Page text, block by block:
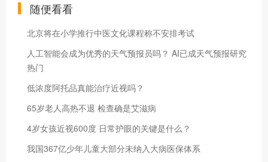
随便看看
北京将在小学推行中医文化课程称不安排考试
人工智能会成为优秀的天气预报员吗？ AI已成天气预报研究
热门
低浓度阿托品真能治疗近视吗？
65岁老人高热不退 检查确是艾滋病
4岁女孩近视600度 日常护眼的关键是什么？
我国367亿少年儿童大部分未纳入大病医保体系